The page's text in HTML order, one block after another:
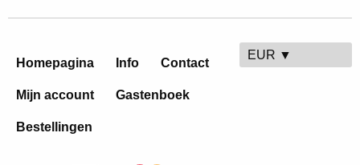
Homepagina Info Contact
Mijn account Gastenboek
Bestellingen
EUR ▼